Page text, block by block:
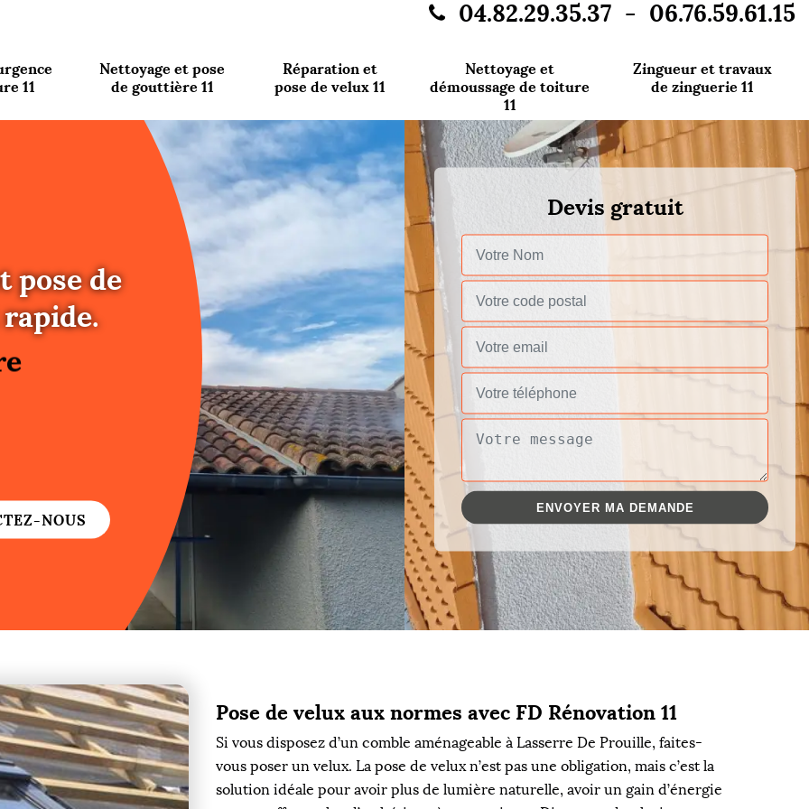
04.82.29.35.37 - 06.76.59.61.15
11
Nettoyage et pose
de gouttière 11
Réparation et
pose de velux 11
Nettoyage et
démoussage de toiture
11
Zingueur et travaux
de zinguerie 11
pose de
NOUS
Devis gratuit
Pose de velux aux normes avec FD Rénovation 11
Si vous disposez d’un comble aménageable à Lasserre De Prouille, faites-
vous poser un velux. La pose de velux n’est pas une obligation, mais c’est la
solution idéale pour avoir plus de lumière naturelle, avoir un gain d’énergie